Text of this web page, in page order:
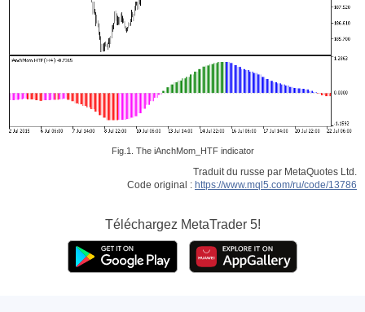
Fig.1. The iAnchMom_HTF indicator
Traduit du russe par MetaQuotes Ltd.
Code original : https://www.mql5.com/ru/code/13786
Téléchargez MetaTrader 5!